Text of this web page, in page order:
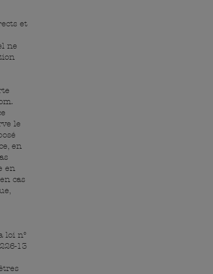
et
ne
.
le
en
en
cas
loi n°
13